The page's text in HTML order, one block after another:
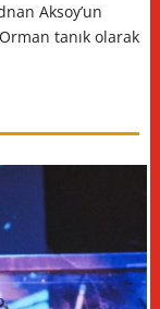
Aksoy’un
tanık olarak